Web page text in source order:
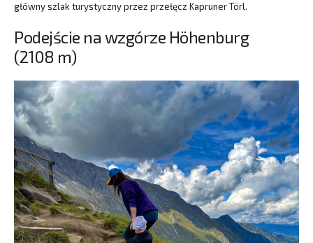
główny szlak turystyczny przez przełęcz Kapruner Törl.
Podejście na wzgórze Höhenburg
(2108 m)